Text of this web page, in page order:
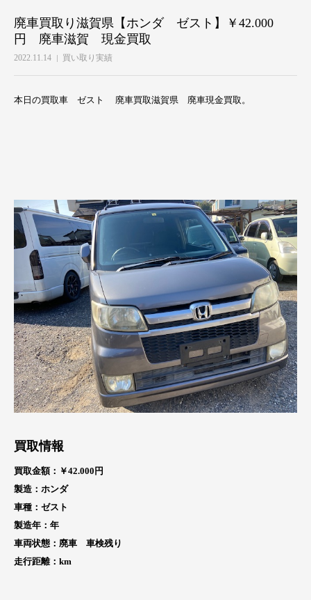
廃車買取り滋賀県【ホンダ ゼスト】￥42.000
円 廃車滋賀 現金買取
2022.11.14 買い取り実績
本日の買取車 ゼスト 廃車買取滋賀県 廃車現金買取。
買取情報
買取金額：￥42.000円
製造：ホンダ
車種：ゼスト
製造年： 年
車両状態：廃車 車検残り
走行距離： km